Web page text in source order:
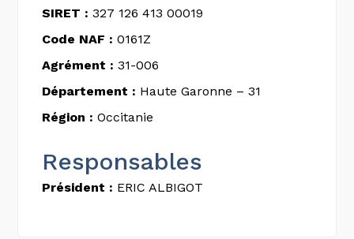
SIRET : 327 126 413 00019
Code NAF : 0161Z
Agrément : 31-006
Département : Haute Garonne – 31
Région : Occitanie
Responsables
Président : ERIC ALBIGOT